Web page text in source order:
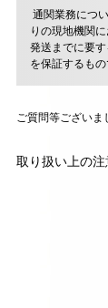
通関業務につ
りの現地機関
発送までに要
を保証するも
ご質問等ございま
取り扱い上の注